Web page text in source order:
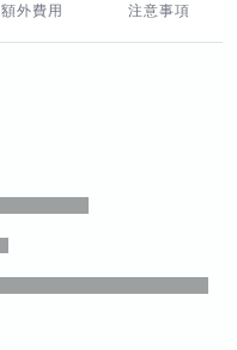
額外費用 注意事項